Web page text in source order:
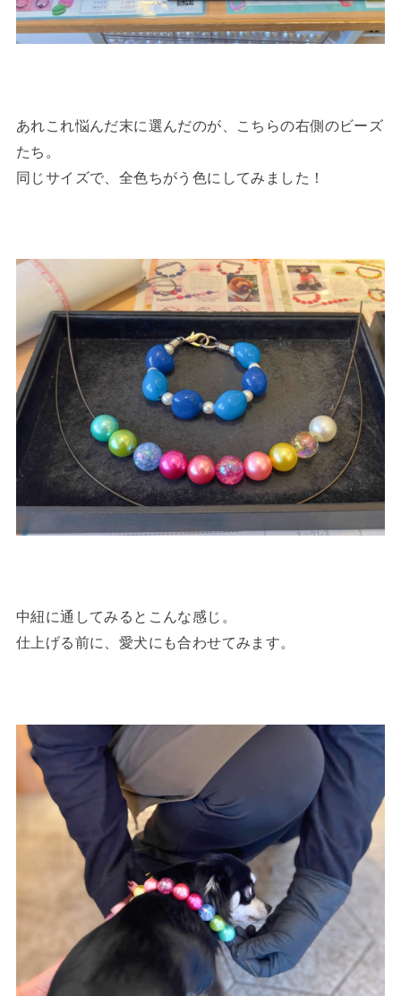
あれこれ悩んだ末に選んだのが、こちらの右側のビーズ
たち。
同じサイズで、全色ちがう色にしてみました！
中紐に通してみるとこんな感じ。
仕上げる前に、愛犬にも合わせてみます。